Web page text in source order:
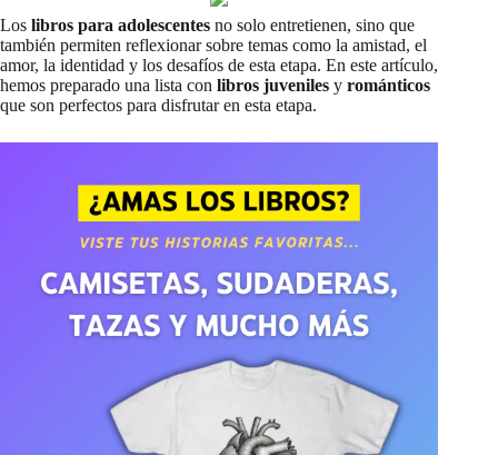
Los libros para adolescentes no solo entretienen, sino que
también permiten reflexionar sobre temas como la amistad, el
amor, la identidad y los desafíos de esta etapa. En este artículo,
hemos preparado una lista con libros juveniles y románticos
que son perfectos para disfrutar en esta etapa.